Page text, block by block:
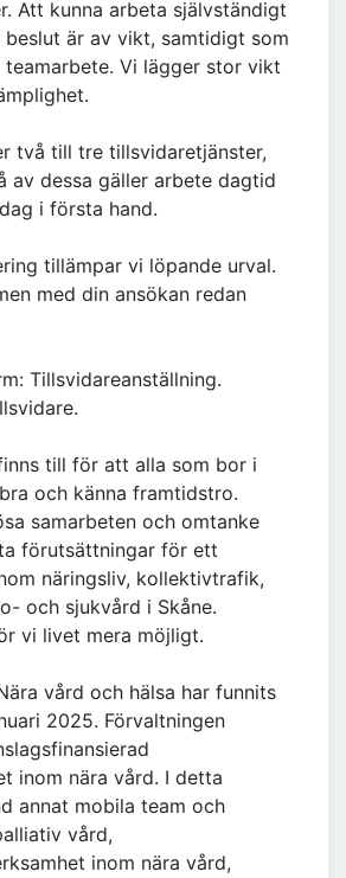
Att kunna arbeta självständigt
är av vikt, samtidigt som
Vi lägger stor vikt
två till tre tillsvidaretjänster,
av dessa gäller arbete dagtid
i första hand.
tillämpar vi löpande urval.
med din ansökan redan
Tillsvidareanställning.
till för att alla som bor i
och känna framtidstro.
samarbeten och omtanke
förutsättningar för ett
näringsliv, kollektivtrafik,
och sjukvård i Skåne.
vi livet mera möjligt.
vård och hälsa har funnits
2025. Förvaltningen
inom nära vård. I detta
annat mobila team och
vård,
inom nära vård,